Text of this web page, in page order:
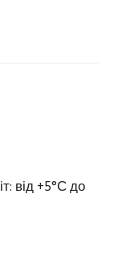
від +5°С до